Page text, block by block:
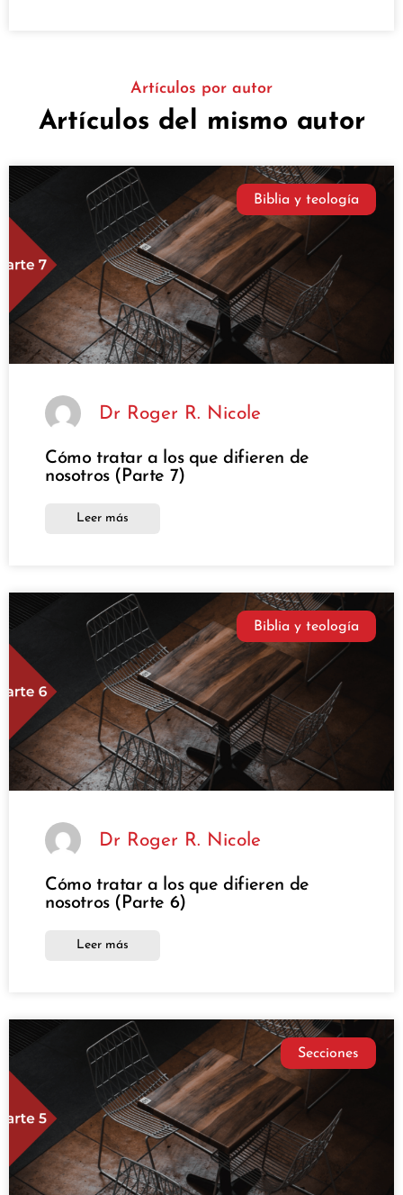
Artículos por autor
Artículos del mismo autor
Biblia y teología
Dr Roger R. Nicole
Cómo tratar a los que difieren de
nosotros (Parte 7)
Leer más
Biblia y teología
Dr Roger R. Nicole
Cómo tratar a los que difieren de
nosotros (Parte 6)
Leer más
Secciones